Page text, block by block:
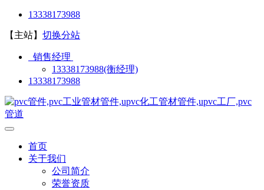
13338173988
【主站】 切换分站
销售经理
13338173988(衡经理)
13338173988
首页
关于我们
公司简介
荣誉资质